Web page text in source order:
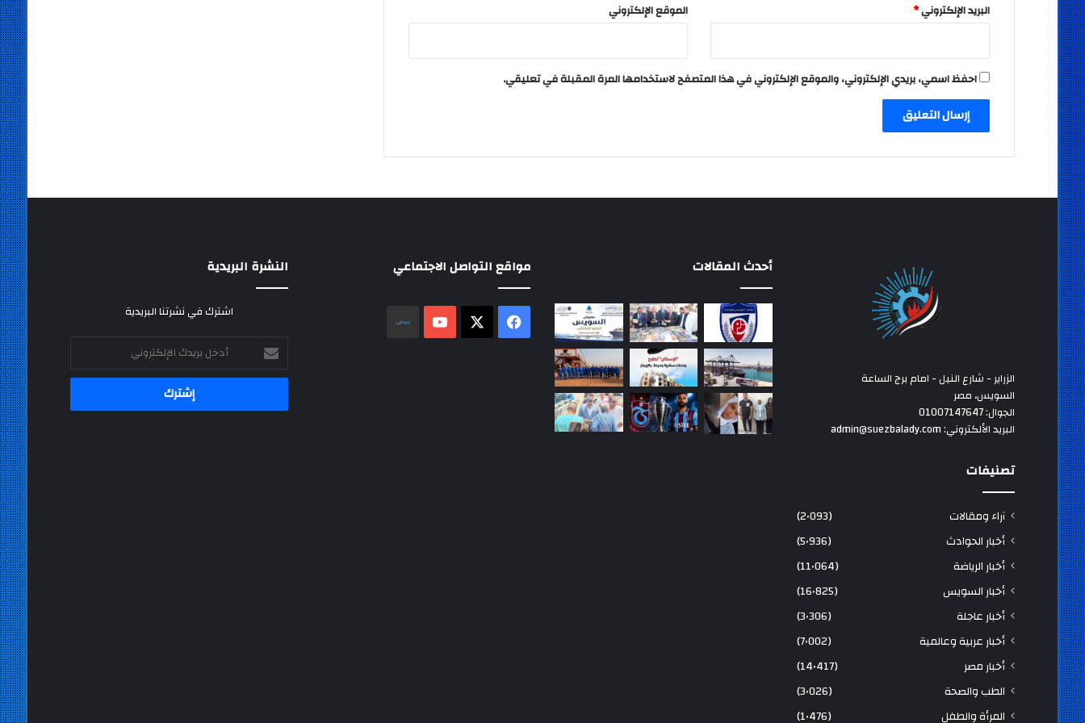
البريد الإلكتروني* الموقع الإلكتروني
احفظ اسمي، بريدي الإلكتروني، والموقع الإلكتروني في هذا المتصفح لاستخدامها المرة المقبلة في تعليقي.
الزراير - شارع النيل - امام برج الساعة
السويس، مصر
الجوال: 01007147647
البريد الألكتروني: admin@suezbalady.com
تصنيفات
آراء ومقالات
(2٬093)
أخبار الحوادث
(5٬936)
أخبار الرياضة
(11٬064)
أخبار السويس
(16٬825)
أخبار عاجلة
(3٬306)
أخبار عربية وعالمية
(7٬002)
أخبار مصر
(14٬417)
الطب والصحة
(3٬026)
المرأة والطفل
(1٬476)
أحدث المقالات مواقع التواصل الاجتماعي
فيسبوك
‫X
‫YouTube
النشرة البريدية
اشترك في نشرتنا البريدية
أدخل
بريدك
الإلكتروني